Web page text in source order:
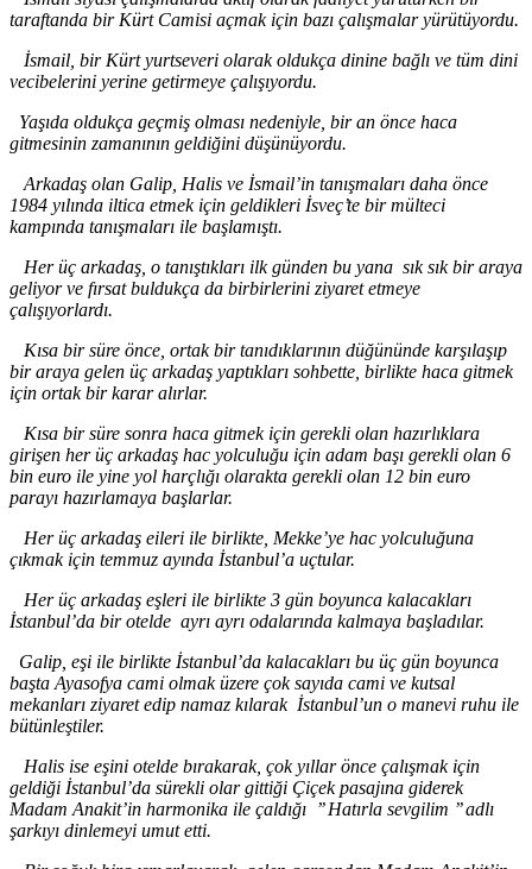
taraftanda bir Kürt Camisi açmak için bazı çalışmalar yürütüyordu.
İsmail, bir Kürt yurtseveri olarak oldukça dinine bağlı ve tüm dini
vecibelerini yerine getirmeye çalışıyordu.
Yaşıda oldukça geçmiş olması nedeniyle, bir an önce haca
gitmesinin zamanının geldiğini düşünüyordu.
Arkadaş olan Galip, Halis ve İsmail’in tanışmaları daha önce
1984 yılında iltica etmek için geldikleri İsveç’te bir mülteci
kampında tanışmaları ile başlamıştı.
Her üç arkadaş, o tanıştıkları ilk günden bu yana sık sık bir araya
geliyor ve fırsat buldukça da birbirlerini ziyaret etmeye
çalışıyorlardı.
Kısa bir süre önce, ortak bir tanıdıklarının düğününde karşılaşıp
bir araya gelen üç arkadaş yaptıkları sohbette, birlikte haca gitmek
için ortak bir karar alırlar.
Kısa bir süre sonra haca gitmek için gerekli olan hazırlıklara
girişen her üç arkadaş hac yolculuğu için adam başı gerekli olan 6
bin euro ile yine yol harçlığı olarakta gerekli olan 12 bin euro
parayı hazırlamaya başlarlar.
Her üç arkadaş eileri ile birlikte, Mekke’ye hac yolculuğuna
çıkmak için temmuz ayında İstanbul’a uçtular.
Her üç arkadaş eşleri ile birlikte 3 gün boyunca kalacakları
İstanbul’da bir otelde ayrı ayrı odalarında kalmaya başladılar.
Galip, eşi ile birlikte İstanbul’da kalacakları bu üç gün boyunca
başta Ayasofya cami olmak üzere çok sayıda cami ve kutsal
mekanları ziyaret edip namaz kılarak İstanbul’un o manevi ruhu ile
bütünleştiler.
Halis ise eşini otelde bırakarak, çok yıllar önce çalışmak için
geldiği İstanbul’da sürekli olar gittiği Çiçek pasajına giderek
Madam Anakit’in harmonika ile çaldığı ’’Hatırla sevgilim ’’ adlı
şarkıyı dinlemeyi umut etti.